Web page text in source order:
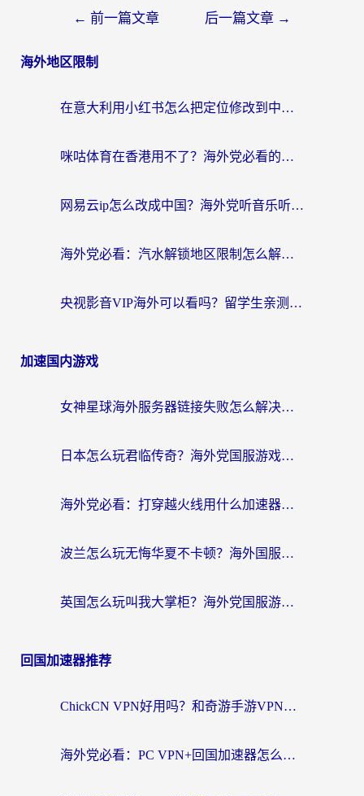
← 前一篇文章 后一篇文章 →
海外地区限制
在意大利用小红书怎么把定位修改到中国国内？3个实用技巧+1个靠谱工具帮你搞定
咪咕体育在香港用不了？海外党必看的回国加速器选择指南（附3个真实场景解决方案）
网易云ip怎么改成中国？海外党听音乐听书的无痛解决方案
海外党必看：汽水解锁地区限制怎么解除？3招解决国内影音&生活服务难题
央视影音VIP海外可以看吗？留学生亲测有效的回国加速器选择指南
加速国内游戏
女神星球海外服务器链接失败怎么解决？海外党国服游戏加速避坑指南
日本怎么玩君临传奇？海外党国服游戏加速避坑指南（附菲律宾欧洲玩家实测）
海外党必看：打穿越火线用什么加速器？解决延迟卡顿，还能玩奇妙拼图世界和第五人格
波兰怎么玩无悔华夏不卡顿？海外国服游戏加速器终极指南（附征途2萤火突击解决方案）
英国怎么玩叫我大掌柜？海外党国服游戏加速避坑指南（附实测推荐）
回国加速器推荐
ChickCN VPN好用吗？和奇游手游VPN对比哪个回国效果更好？海外党亲测实用指南
海外党必看：PC VPN+回国加速器怎么选？无缝访问国内资源全攻略